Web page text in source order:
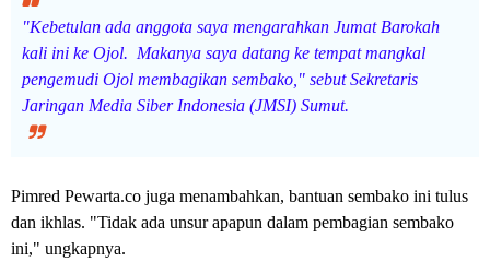
"Kebetulan ada anggota saya mengarahkan Jumat Barokah
kali ini ke Ojol. Makanya saya datang ke tempat mangkal
pengemudi Ojol membagikan sembako," sebut Sekretaris
Jaringan Media Siber Indonesia (JMSI) Sumut.
Pimred Pewarta.co juga menambahkan, bantuan sembako ini tulus
dan ikhlas. "Tidak ada unsur apapun dalam pembagian sembako
ini," ungkapnya.